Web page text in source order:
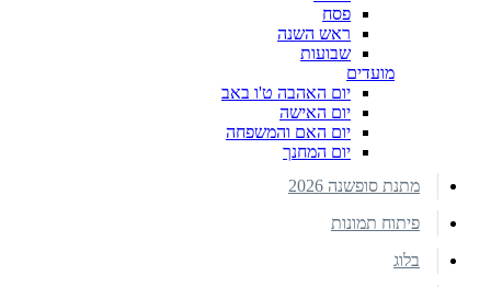
פסח
ראש השנה
שבועות
מועדים
יום האהבה ט'ו באב
יום האישה
יום האם והמשפחה
יום המחנך
מתנת סופשנה 2026
פיתוח תמונות
בלוג